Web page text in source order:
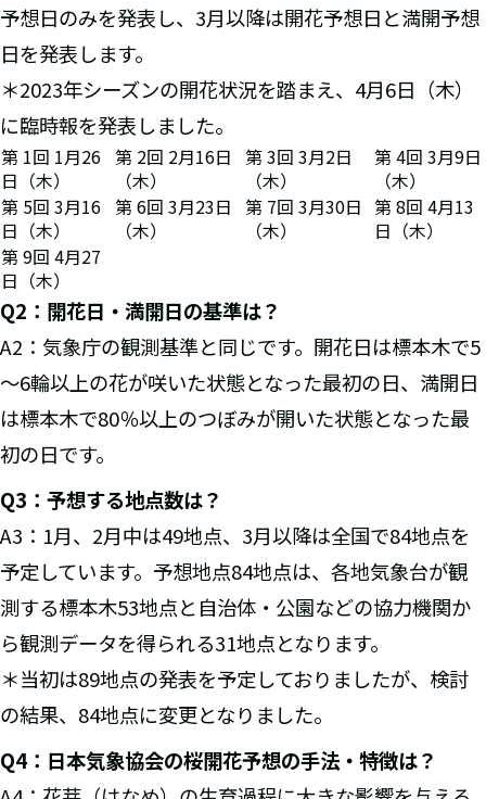
予想日のみを発表し、3月以降は開花予想日と満開予想
日を発表します。
＊2023年シーズンの開花状況を踏まえ、4月6日（木）
に臨時報を発表しました。
第 1回 1月26
日（木）
第 2回 2月16日
（木）
第 3回 3月2日
（木）
第 4回 3月9日
（木）
第 5回 3月16
日（木）
第 6回 3月23日
（木）
第 7回 3月30日
（木）
第 8回 4月13
日（木）
第 9回 4月27
日（木）
Q2 ：開花日・満開日の基準は？
A2：気象庁の観測基準と同じです。開花日は標本木で5
～6輪以上の花が咲いた状態となった最初の日、満開日
は標本木で80％以上のつぼみが開いた状態となった最
初の日です。
Q3 ：予想する地点数は？
A3：1月、2月中は49地点、3月以降は全国で84地点を
予定しています。予想地点84地点は、各地気象台が観
測する標本木53地点と自治体・公園などの協力機関か
ら観測データを得られる31地点となります。
＊当初は89地点の発表を予定しておりましたが、検討
の結果、84地点に変更となりました。
Q4 ：日本気象協会の桜開花予想の手法・特徴は？